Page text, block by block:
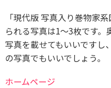
「現代版 写真入り巻物家
られる写真は1～3枚です。
写真を載せてもいいですし
の写真でもいいでしょう。
ホームページ